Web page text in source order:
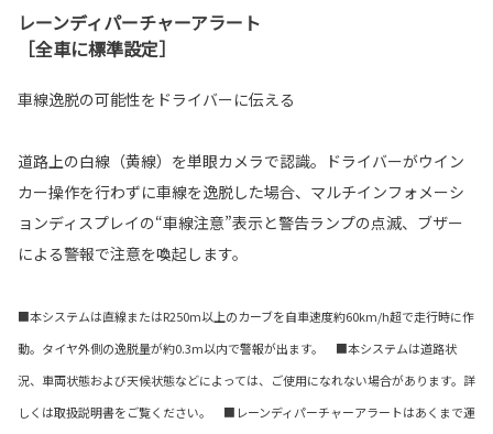
レーンディパーチャーアラート
［全車に標準設定］
車線逸脱の可能性をドライバーに伝える
道路上の白線（黄線）を単眼カメラで認識。ドライバーがウイン
カー操作を行わずに車線を逸脱した場合、マルチインフォメーシ
ョンディスプレイの“車線注意”表示と警告ランプの点滅、ブザー
による警報で注意を喚起します。
■本システムは直線またはR250m以上のカーブを自車速度約60km/h超で走行時に作
動。タイヤ外側の逸脱量が約0.3m以内で警報が出ます。 ■本システムは道路状
況、車両状態および天候状態などによっては、ご使用になれない場合があります。詳
しくは取扱説明書をご覧ください。 ■レーンディパーチャーアラートはあくまで運